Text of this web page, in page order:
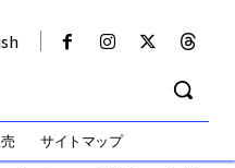
サイトマップ